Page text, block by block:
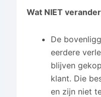
Wat NIET
De
eerdere
blijven
klant. Die
en zijn niet